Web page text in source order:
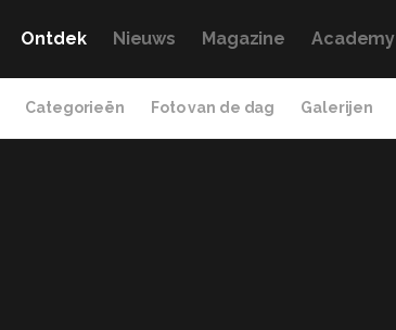
Ontdek Nieuws Magazine Academy
Categorieën Foto van de dag Galerijen